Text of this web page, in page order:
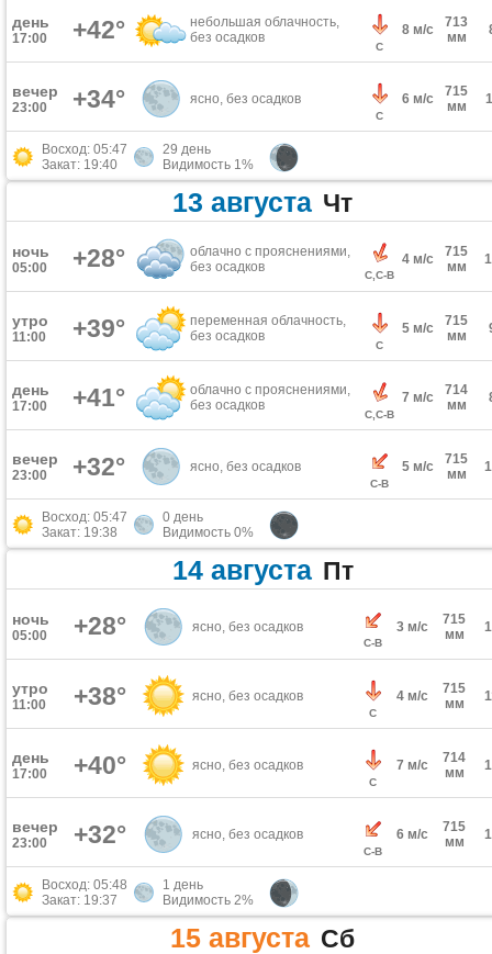
день
17:00 +42°
небольшая облачность,
без осадков
С
8 м/с
713
мм
вечер
23:00 +34° ясно, без осадков
С
6 м/с
715
мм
Восход: 05:47
Закат: 19:40
29 день
Видимость 1%
13 августа Чт
ночь
05:00 +28°
облачно с прояснениями,
без осадков
С,С-В
4 м/с
715
мм
утро
11:00 +39°
переменная облачность,
без осадков
С
5 м/с
715
мм
день
17:00 +41°
облачно с прояснениями,
без осадков
С,С-В
7 м/с
714
мм
вечер
23:00 +32° ясно, без осадков
С-В
5 м/с
715
мм
Восход: 05:47
Закат: 19:38
0 день
Видимость 0%
14 августа Пт
ночь
05:00 +28° ясно, без осадков
С-В
3 м/с
715
мм
утро
11:00 +38° ясно, без осадков
С
4 м/с
715
мм
день
17:00 +40° ясно, без осадков
С
7 м/с
714
мм
вечер
23:00 +32° ясно, без осадков
С-В
6 м/с
715
мм
Восход: 05:48
Закат: 19:37
1 день
Видимость 2%
15 августа Сб